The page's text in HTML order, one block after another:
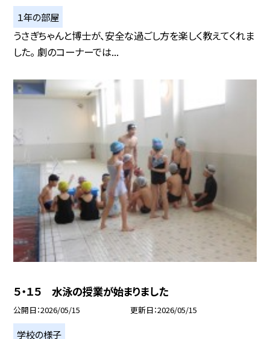
１年の部屋
うさぎちゃんと博士が、安全な過ごし方を楽しく教えてくれま
した。 劇のコーナーでは...
５・１５ 水泳の授業が始まりました
公開日 2026/05/15 更新日 2026/05/15
学校の様子